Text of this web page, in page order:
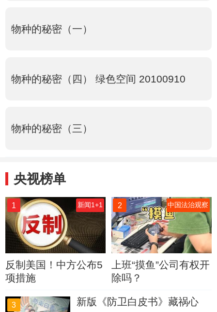
物种的秘密（一）
物种的秘密（四） 绿色空间 20100910
物种的秘密（三）
央视榜单
1 新闻1+1
反制美国！中方公布5
项措施
2 中国法治观察
上班“摸鱼”公司有权开
除吗？
3 新版《防卫白皮书》藏祸心